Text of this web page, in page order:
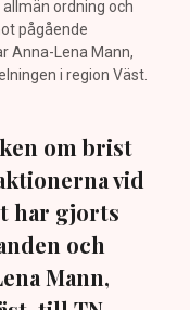
ordning och
pågående
Anna-Lena Mann,
i region Väst.
om brist
vid
har gjorts
och
Mann,